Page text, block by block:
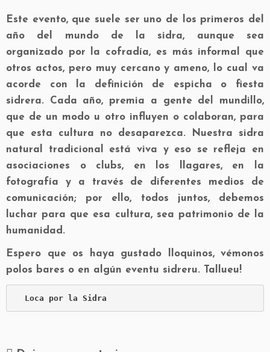
Este evento, que suele ser uno de los primeros del
año del mundo de la sidra, aunque sea
organizado por la cofradía, es más informal que
otros actos, pero muy cercano y ameno, lo cual va
acorde con la definición de espicha o fiesta
sidrera. Cada año, premia a gente del mundillo,
que de un modo u otro influyen o colaboran, para
que esta cultura no desaparezca. Nuestra sidra
natural tradicional está viva y eso se refleja en
asociaciones o clubs, en los llagares, en la
fotografía y a través de diferentes medios de
comunicación; por ello, todos juntos, debemos
luchar para que esa cultura, sea patrimonio de la
humanidad.
Espero que os haya gustado lloquinos, vémonos
polos bares o en algún eventu sidreru. Tallueu!
Loca por la Sidra